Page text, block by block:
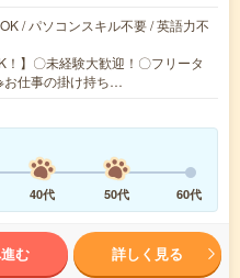
/ パソコンスキル不要 / 英語力不
！】〇未経験大歓迎！〇フリータ
仕事の掛け持ち…
40代 50代 60代
む 詳しく見る